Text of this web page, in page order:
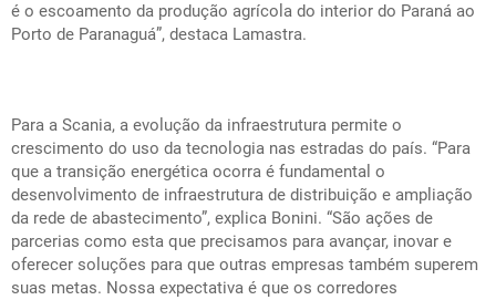
é o escoamento da produção agrícola do interior do Paraná ao
Porto de Paranaguá”, destaca Lamastra.
Para a Scania, a evolução da infraestrutura permite o
crescimento do uso da tecnologia nas estradas do país. “Para
que a transição energética ocorra é fundamental o
desenvolvimento de infraestrutura de distribuição e ampliação
da rede de abastecimento”, explica Bonini. “São ações de
parcerias como esta que precisamos para avançar, inovar e
oferecer soluções para que outras empresas também superem
suas metas. Nossa expectativa é que os corredores